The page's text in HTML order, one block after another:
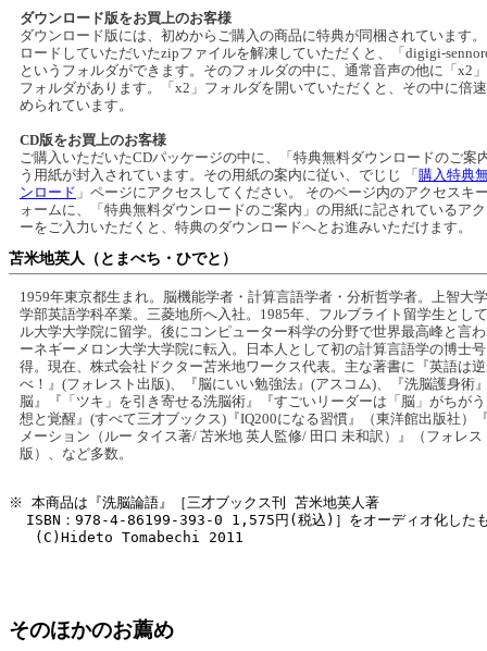
ダウンロード版をお買上のお客様
ダウンロード版には、初めからご購入の商品に特典が同梱されています
ロードしていただいたzipファイルを解凍していただくと、「digigi-
というフォルダができます。そのフォルダの中に、通常音声の他に「x2
フォルダがあります。「x2」フォルダを開いていただくと、その中に倍
められています。
CD版をお買上のお客様
ご購入いただいたCDパッケージの中に、「特典無料ダウンロードのご案
う用紙が封入されています。その用紙の案内に従い、でじじ 「 購入特典
ンロード 」ページにアクセスしてください。 そのページ内のアクセスキ
ォームに、「特典無料ダウンロードのご案内」の用紙に記されているア
ーをご入力いただくと、特典のダウンロードへとお進みいただけます。
苫米地英人（とまべち・ひでと）
1959年東京都生まれ。脳機能学者・計算言語学者・分析哲学者。上智大
学部英語学科卒業。三菱地所へ入社。1985年、フルブライト留学生とし
ル大学大学院に留学。後にコンピューター科学の分野で世界最高峰と言
ーネギーメロン大学大学院に転入。日本人として初の計算言語学の博士
得。現在、株式会社ドクター苫米地ワークス代表。主な著書に『英語は
べ！』(フォレスト出版)、『脳にいい勉強法』(アスコム)、『洗脳護身術
脳』『「ツキ」を引き寄せる洗脳術』『すごいリーダーは「脳」がちが
想と覚醒』(すべて三才ブックス)『IQ200になる習慣』（東洋館出版社）
メーション（ルー タイス著/ 苫米地 英人監修/ 田口 未和訳）』（フォレス
版）、など多数。
※ 本商品は『洗脳論語』［三才ブックス刊 苫米地英人著
ISBN：978-4-86199-393-0 1,575円(税込)］をオーディオ化した
   (C)Hideto Tomabechi 2011
そのほかのお薦め